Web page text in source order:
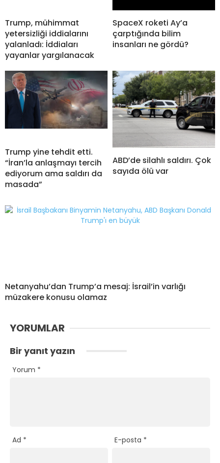
Trump, mühimmat
yetersizliği iddialarını
yalanladı: İddiaları
yayanlar yargılanacak
SpaceX roketi Ay’a
çarptığında bilim
insanları ne gördü?
Trump yine tehdit etti.
“İran’la anlaşmayı tercih
ediyorum ama saldırı da
masada”
ABD’de silahlı saldırı. Çok
sayıda ölü var
Netanyahu’dan Trump’a mesaj: İsrail’in varlığı
müzakere konusu olamaz
YORUMLAR
Bir yanıt yazın
Yorum *
Ad * E-posta *